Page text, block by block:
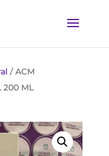
/ ACM
200 ML